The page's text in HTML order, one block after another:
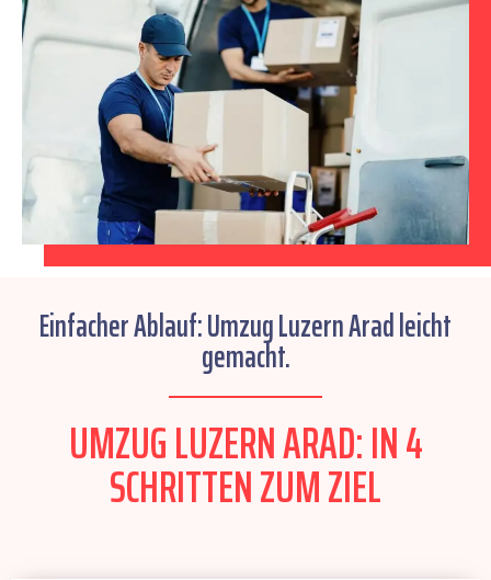
Einfacher Ablauf: Umzug Luzern Arad leicht
gemacht.
UMZUG LUZERN ARAD: IN 4
SCHRITTEN ZUM ZIEL